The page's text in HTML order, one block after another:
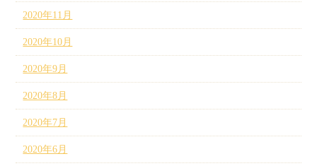
2020年11月
2020年10月
2020年9月
2020年8月
2020年7月
2020年6月